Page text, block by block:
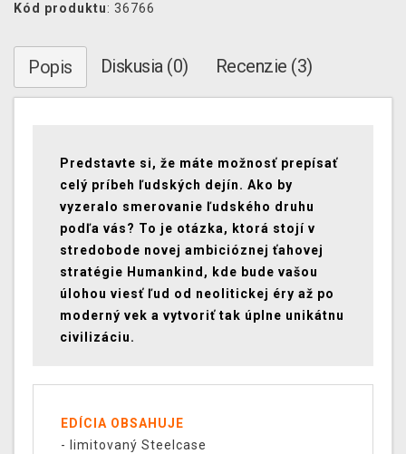
Kód produktu: 36766
Popis Diskusia (0) Recenzie (3)
Predstavte si, že máte možnosť prepísať
celý príbeh ľudských dejín. Ako by
vyzeralo smerovanie ľudského druhu
podľa vás? To je otázka, ktorá stojí v
stredobode novej ambicióznej ťahovej
stratégie Humankind, kde bude vašou
úlohou viesť ľud od neolitickej éry až po
moderný vek a vytvoriť tak úplne unikátnu
civilizáciu.
EDÍCIA OBSAHUJE
- limitovaný Steelcase